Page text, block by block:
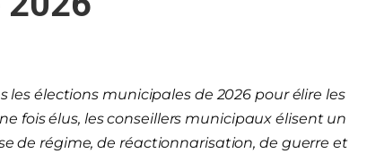
les élections municipales de 2026 pour élire les
fois élus, les conseillers municipaux élisent un
de régime, de réactionnarisation, de guerre et